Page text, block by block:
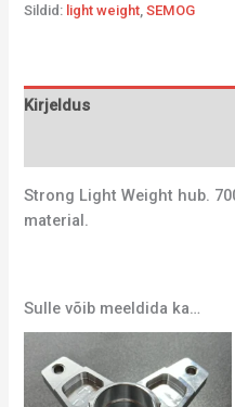
Sildid: light weight ,SEMOG
Kirjeldus
Strong Light Weight hub.
material.
Sulle võib meeldida ka…